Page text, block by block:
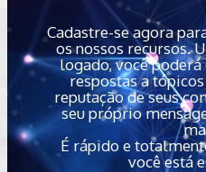
Cadastre-se agora
os nossos recursos.
logado, você
respostas a
reputação de seus
seu próprio
É rápido e
você está